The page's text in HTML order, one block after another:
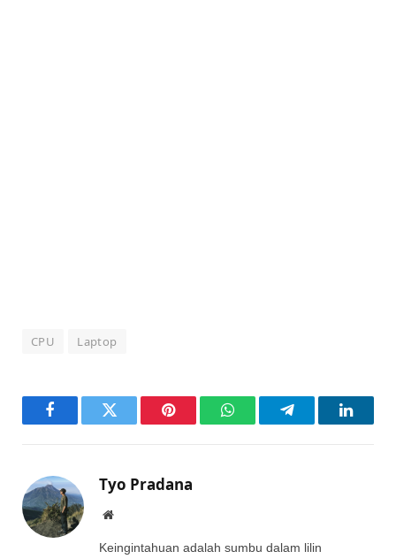
CPU Laptop
FacebookTwitter Pinterest WhatsAppTelegram
Tyo Pradana
Website
Keingintahuan adalah sumbu dalam lilin